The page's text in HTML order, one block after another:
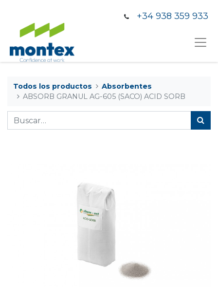
+34 938 359 933
Todos los productos
Absorbentes
ABSORB GRANUL AG-605 (SACO) ACID SORB